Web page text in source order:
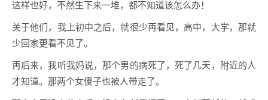
这样也好，不然生下来一堆，都不知道该怎么办！
关于他们，我上初中之后，就很少再看见，高中，大学，那就
少回家更看不见了。
再后来，我听我妈说，那个男的病死了，死了几天，附近的人
才知道。那两个女傻子也被人带走了。